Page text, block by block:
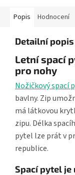
Popis Hodnocení
Detailní
Letní spací
pro nohy
Nožičkový spací
bavlny. Zip
má látkovou
zipu. Délka
pytel lze prát v
republice.
Spací pytel